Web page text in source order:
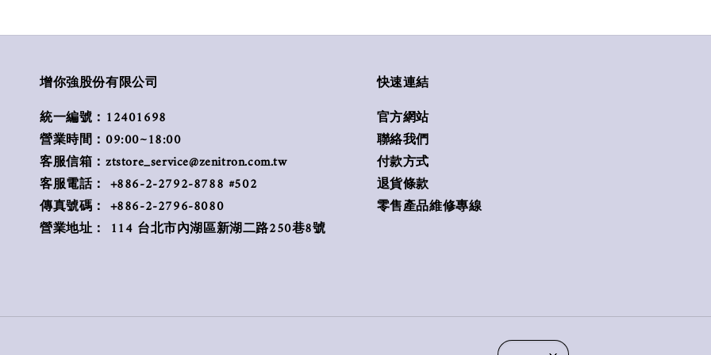
增你強股份有限公司
統一編號：12401698
營業時間：09:00~18:00
客服信箱：ztstore_service@zenitron.com.tw
客服電話： +886-2-2792-8788 #502
傳真號碼： +886-2-2796-8080
營業地址： 114 台北市內湖區新湖二路250巷8號
快速連結
官方網站
聯絡我們
付款方式
退貨條款
零售產品維修專線